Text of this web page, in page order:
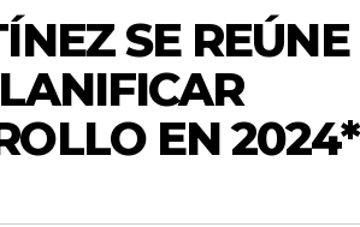
SE REÚNE
EN 2024*